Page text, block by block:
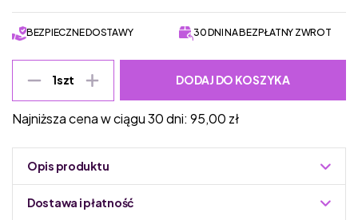
BEZPIECZNE DOSTAWY 30 DNI NA BEZPŁATNY ZWROT
1szt DODAJ DO KOSZYKA
Najniższa cena w ciągu 30 dni: 95,00 zł
Opis produktu
Belgijska marka Quut została stworzona przez zespół
Dostawa i płatność